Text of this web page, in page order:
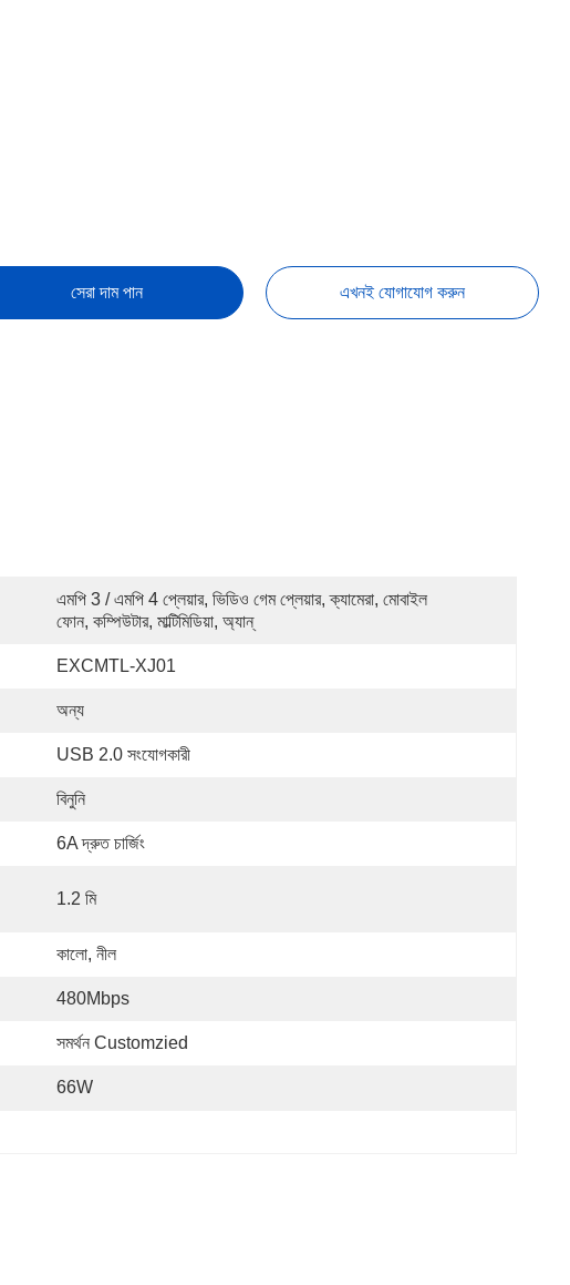
সেরা দাম পান এখনই যোগাযোগ করুন
এমপি 3 / এমপি 4 প্লেয়ার, ভিডিও গেম প্লেয়ার, ক্যামেরা, মোবাইল
ফোন, কম্পিউটার, মাল্টিমিডিয়া, অ্যান্
EXCMTL-XJ01
অন্য
USB 2.0 সংযোগকারী
বিনুনি
6A দ্রুত চার্জিং
1.2 মি
কালো, নীল
480Mbps
সমর্থন Customzied
66W